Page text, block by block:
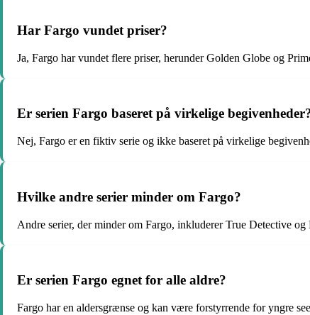
Har Fargo vundet priser?
Ja, Fargo har vundet flere priser, herunder Golden Globe og
Er serien Fargo baseret på virkelige
Nej, Fargo er en fiktiv serie og ikke baseret på virkelige
Hvilke andre serier minder om Fargo?
Andre serier, der minder om Fargo, inkluderer True Detective
Er serien Fargo egnet for alle aldre?
Fargo har en aldersgrænse og kan være forstyrrende for yngre